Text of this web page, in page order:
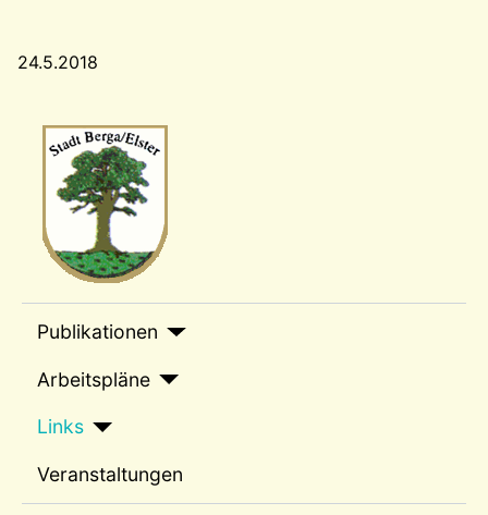
Publikationen
Arbeitspläne
Links
Veranstaltungen
24.5.2018